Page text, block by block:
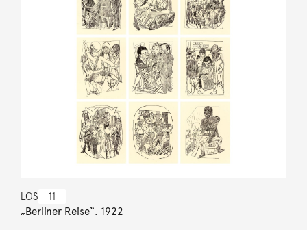
LOS 11
„Berliner Reise“. 1922